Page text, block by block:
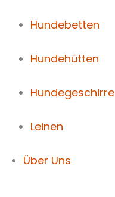
Hundebetten
Hundehütten
Hundegeschirre
Leinen
Über Uns